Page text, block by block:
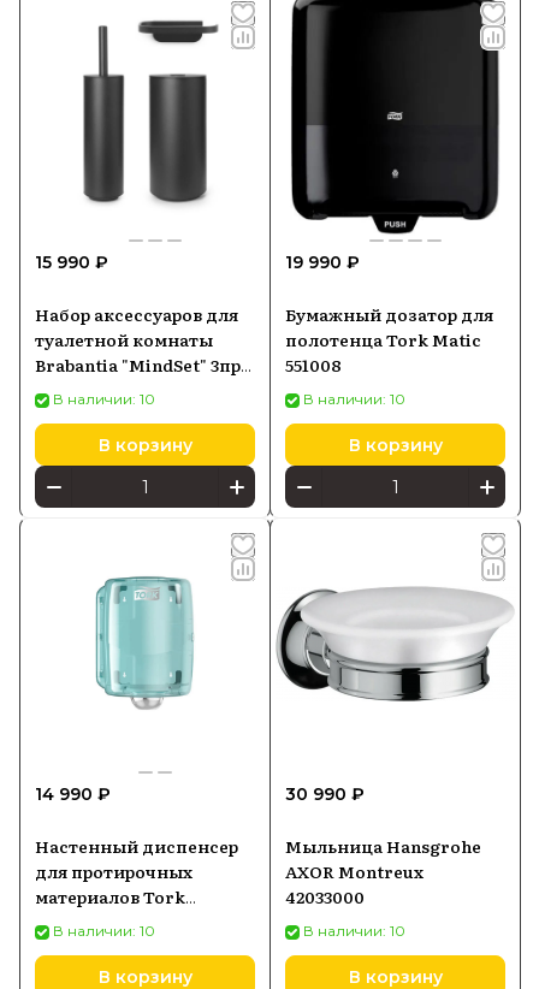
15 990 ₽
Набор аксессуаров для
туалетной комнаты
Brabantia "MindSet" 3пр
графитовый 303685
В наличии: 10
В корзину
19 990 ₽
Бумажный дозатор для
полотенца Tork Matic
551008
В наличии: 10
В корзину
14 990 ₽
Настенный диспенсер
для протирочных
материалов Tork
Performance в малых
рулонах, белый и
бирюзовый (653000)
В наличии: 10
В корзину
30 990 ₽
Мыльница Hansgrohe
AXOR Montreux
42033000
В наличии: 10
В корзину